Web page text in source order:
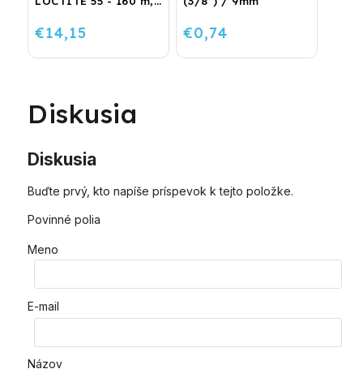
€14,15 €0,74
Diskusia
Diskusia
Buďte prvý, kto napíše príspevok k tejto položke.
Povinné polia
Meno
E-mail
Názov